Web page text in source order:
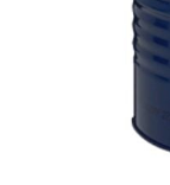
Tapiterii | Textile |
Bord | Plastice
CEARA |
TRATAMENTE